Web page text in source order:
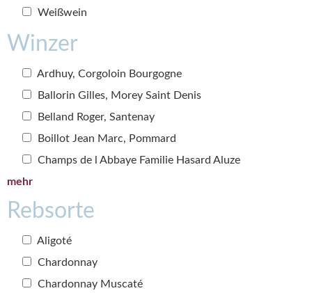
Weißwein
Winzer
Ardhuy, Corgoloin Bourgogne
Ballorin Gilles, Morey Saint Denis
Belland Roger, Santenay
Boillot Jean Marc, Pommard
Champs de l Abbaye Familie Hasard Aluze
mehr
Rebsorte
Aligoté
Chardonnay
Chardonnay Muscaté